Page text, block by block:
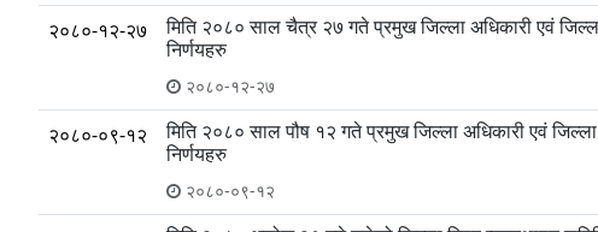
२०८०-१२-२७
मिति २०८० साल चैत्र २७ गते प्रमुख जिल्ला अधिकारी एवं
निर्णयहरु
२०८०-१२-२७
२०८०-०९-१२
मिति २०८० साल पौष १२ गते प्रमुख जिल्ला अधिकारी एवं
निर्णयहरु
२०८०-०९-१२